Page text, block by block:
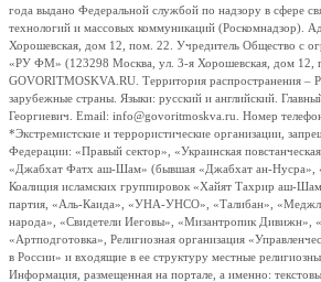
года выдано Федеральной службой по надзору в сфере
технологий и массовых коммуникаций (Роскомнадзор).
Хорошевская, дом 12, пом. 22. Учредитель Общество с
«РУ ФМ» (123298 Москва, ул. 3-я Хорошевская, дом 12,
GOVORITMOSKVA.RU. Территория распространения –
зарубежные страны. Языки: русский и английский.
Георгиевич. Email: info@govoritmoskva.ru. Номер
*Экстремистские и террористические организации,
Федерации: «Правый сектор», «Украинская
«Джабхат Фатх аш-Шам» (бывшая «Джабхат ан-Нусра»,
Коалиция исламских группировок «Хайят Тахрир аш-
партия, «Аль-Каида», «УНА-УНСО», «Талибан»,
народа», «Свидетели Иеговы», «Мизантропик Дивижн»,
«Артподготовка», Религиозная организация
в России» и входящие в ее структуру местные
Информация, размещенная на портале, а именно: